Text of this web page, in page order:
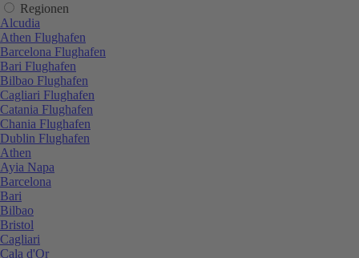
Regionen
Alcudia
Athen Flughafen
Barcelona Flughafen
Bari Flughafen
Bilbao Flughafen
Cagliari Flughafen
Catania Flughafen
Chania Flughafen
Dublin Flughafen
Athen
Ayia Napa
Barcelona
Bari
Bilbao
Bristol
Cagliari
Cala d'Or